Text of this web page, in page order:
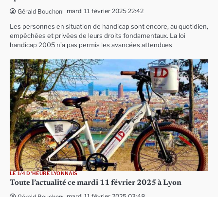
Gérald Bouchon mardi 11 février 2025 22:42
Les personnes en situation de handicap sont encore, au quotidien,
empêchées et privées de leurs droits fondamentaux. La loi
handicap 2005 n’a pas permis les avancées attendues
LE 1/4 D'HEURE LYONNAIS
Toute l’actualité ce mardi 11 février 2025 à Lyon